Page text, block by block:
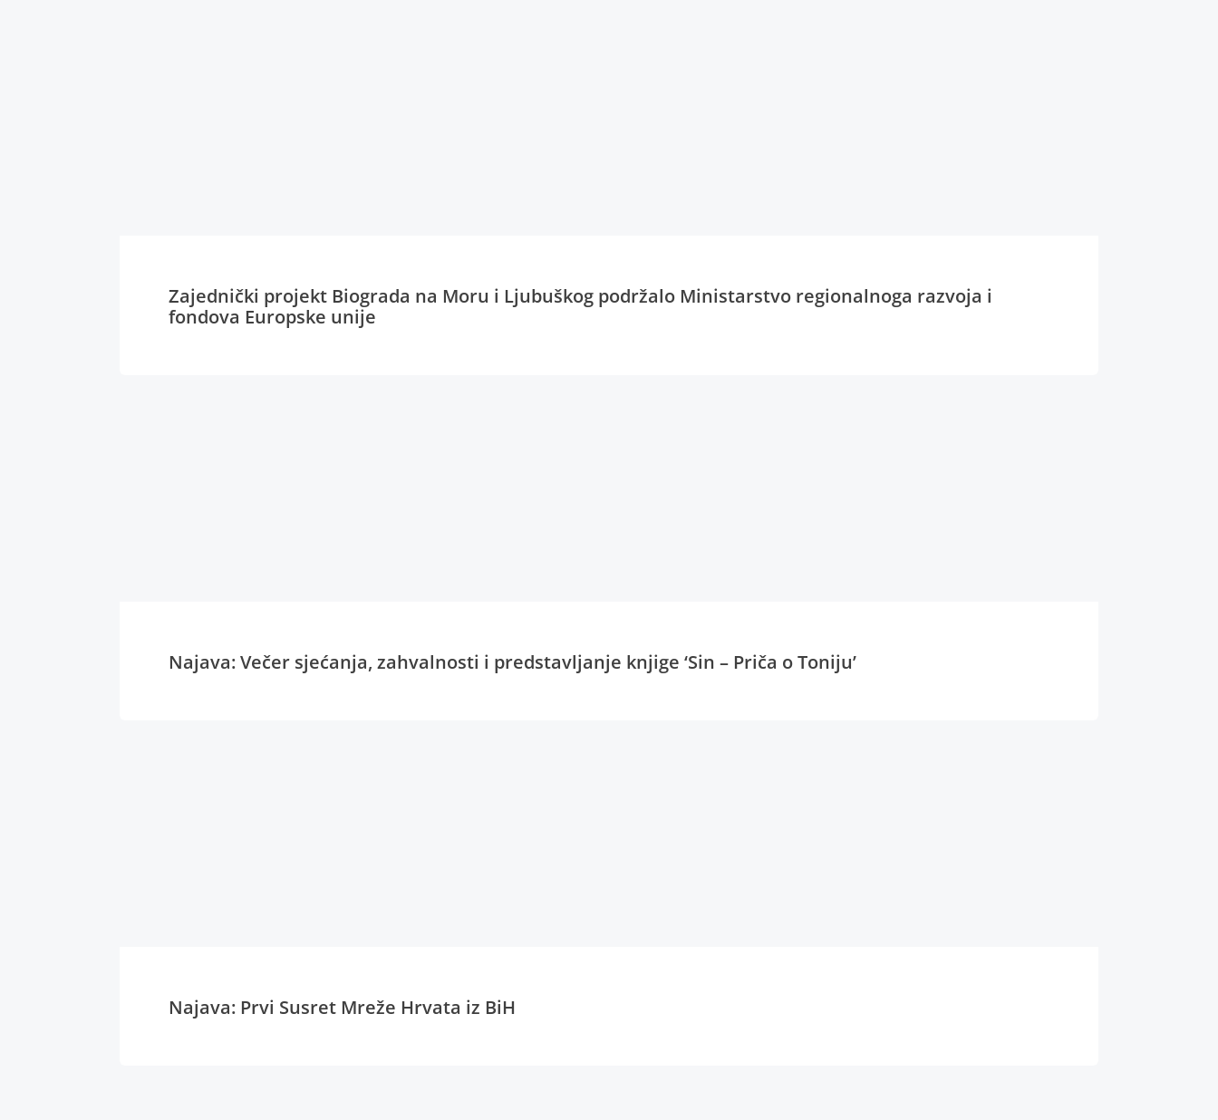
Zajednički projekt Biograda na Moru i Ljubuškog podržalo Ministarstvo regionalnoga razvoja i
fondova Europske unije
Najava: Večer sjećanja, zahvalnosti i predstavljanje knjige ‘Sin – Priča o Toniju’
Najava: Prvi Susret Mreže Hrvata iz BiH